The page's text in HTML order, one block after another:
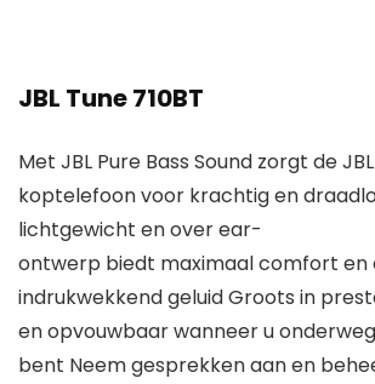
JBL Tune 710BT
Met JBL Pure Bass Sound zorgt de JBL
koptelefoon voor krachtig en
lichtgewicht en over ear-
ontwerp biedt maximaal comfort en
indrukwekkend geluid Groots in
en opvouwbaar wanneer u onderweg
bent Neem gesprekken aan en